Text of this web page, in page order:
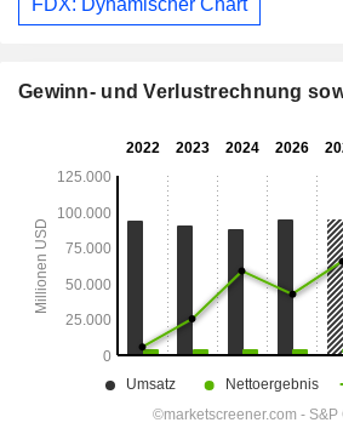
Gewinn- und Verlustrechnung